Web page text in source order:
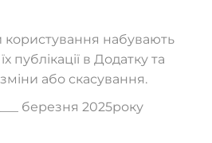
користування набувають
публікації в Додатку та
або скасування.
березня 2025року